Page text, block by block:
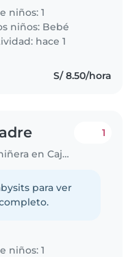
niños: 1
niños: Bebé
hace 1
S/ 8.50/hora
Trabajo para niñera en Cajamarca
1
para ver
niños: 1